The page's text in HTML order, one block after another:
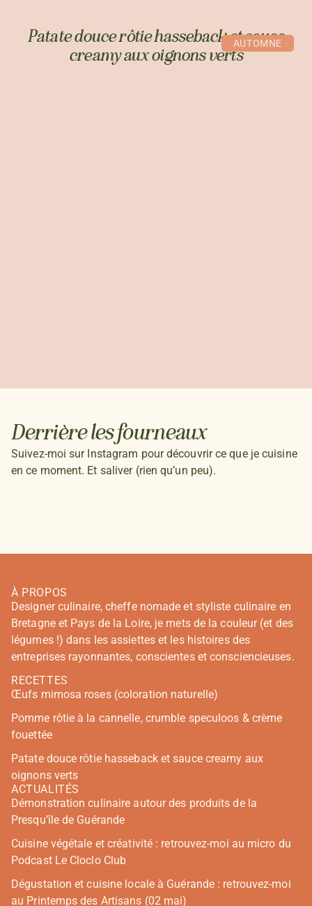
AUTOMNE
Patate douce rôtie hasseback et sauce
creamy aux oignons verts
Derrière les fourneaux
Suivez-moi sur Instagram pour découvrir ce que je cuisine
en ce moment. Et saliver (rien qu’un peu).
À PROPOS
Designer culinaire, cheffe nomade et styliste culinaire en
Bretagne et Pays de la Loire, je mets de la couleur (et des
légumes !) dans les assiettes et les histoires des
entreprises rayonnantes, conscientes et consciencieuses.
RECETTES
Œufs mimosa roses (coloration naturelle)
Pomme rôtie à la cannelle, crumble speculoos & crème
fouettée
Patate douce rôtie hasseback et sauce creamy aux
oignons verts
ACTUALITÉS
Démonstration culinaire autour des produits de la
Presqu’île de Guérande
Cuisine végétale et créativité : retrouvez-moi au micro du
Podcast Le Cloclo Club
Dégustation et cuisine locale à Guérande : retrouvez-moi
au Printemps des Artisans (02 mai)